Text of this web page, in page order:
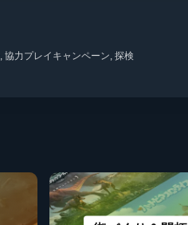
, 協力プレイキャンペーン, 探検